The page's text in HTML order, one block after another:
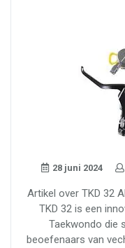
28 juni 2024
Artikel over TKD 32
TKD 32 is een
Taekwondo die
beoefenaars van